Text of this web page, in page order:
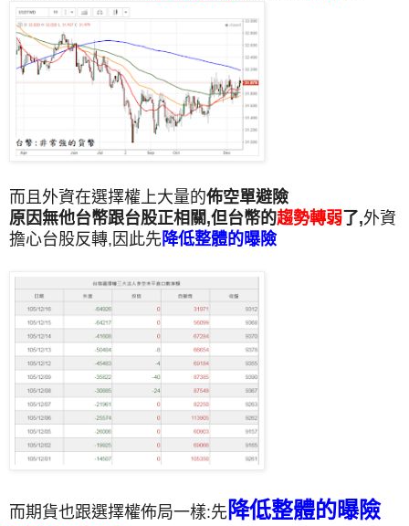
而且外資在選擇權上大量的佈空單避險
原因無他台幣跟台股正相關,但台幣的趨勢轉弱了,外資
擔心台股反轉,因此先 降低整體的曝險
而期貨也跟選擇權佈局一樣:先 降低整體的曝險